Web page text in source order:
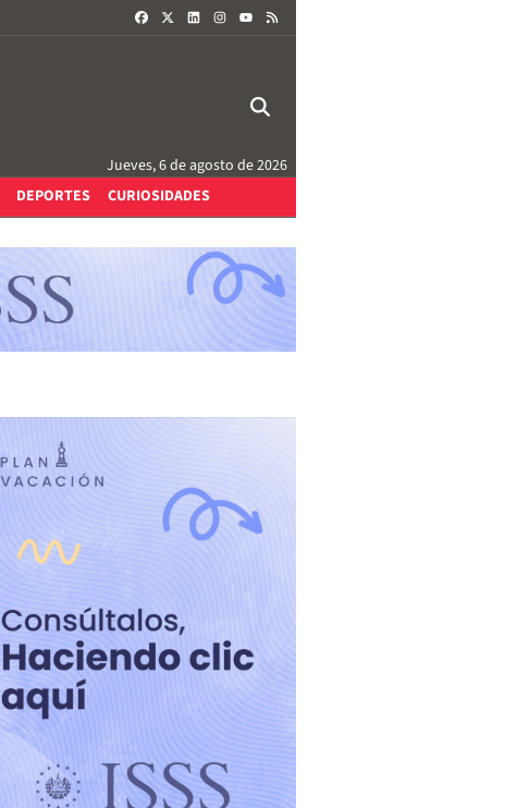
FACEBOOKLINKEDININSTAGRAM
Jueves, 6 de agosto de 2026
DEPORTES CURIOSIDADES